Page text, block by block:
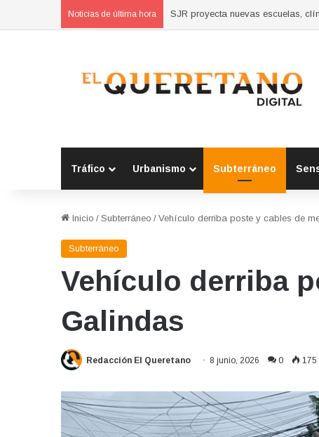
Noticias de última hora Concluyen cursos de autoempleo
Tráfico Urbanismo Subterráneo
Inicio / Subterráneo / Vehículo derriba poste y cables de
Subterráneo
Vehículo derriba
Galindas
Redacción El Queretano 8 junio, 2026 0 175